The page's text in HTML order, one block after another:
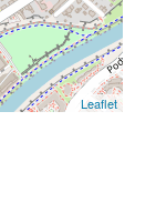
Leaflet